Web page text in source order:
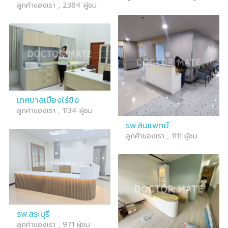
ลูกค้าของเรา , 2384 ผู้ชม
รพ.สินแพทย์
ลูกค้าของเรา , 1111 ผู้ชม
เทศบาลเมืองไร่ขิง
ลูกค้าของเรา , 1134 ผู้ชม
รพ.สระบุรี
ลูกค้าของเรา , 971 ผู้ชม